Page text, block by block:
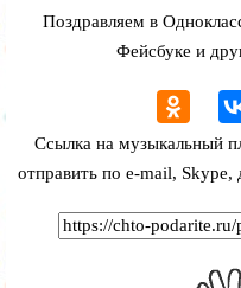
Поздравляем в
Фейсбуке и
Ссылка на музыкальный
отправить по e-mail,